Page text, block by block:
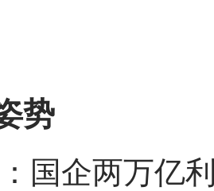
势
国企两万亿